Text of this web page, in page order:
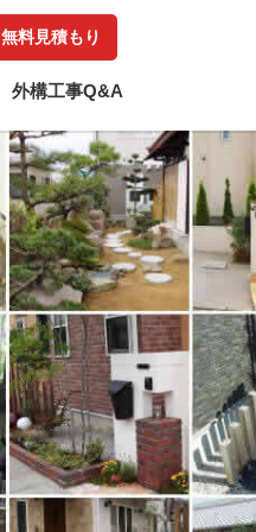
無料見積もり
外構工事Q&A